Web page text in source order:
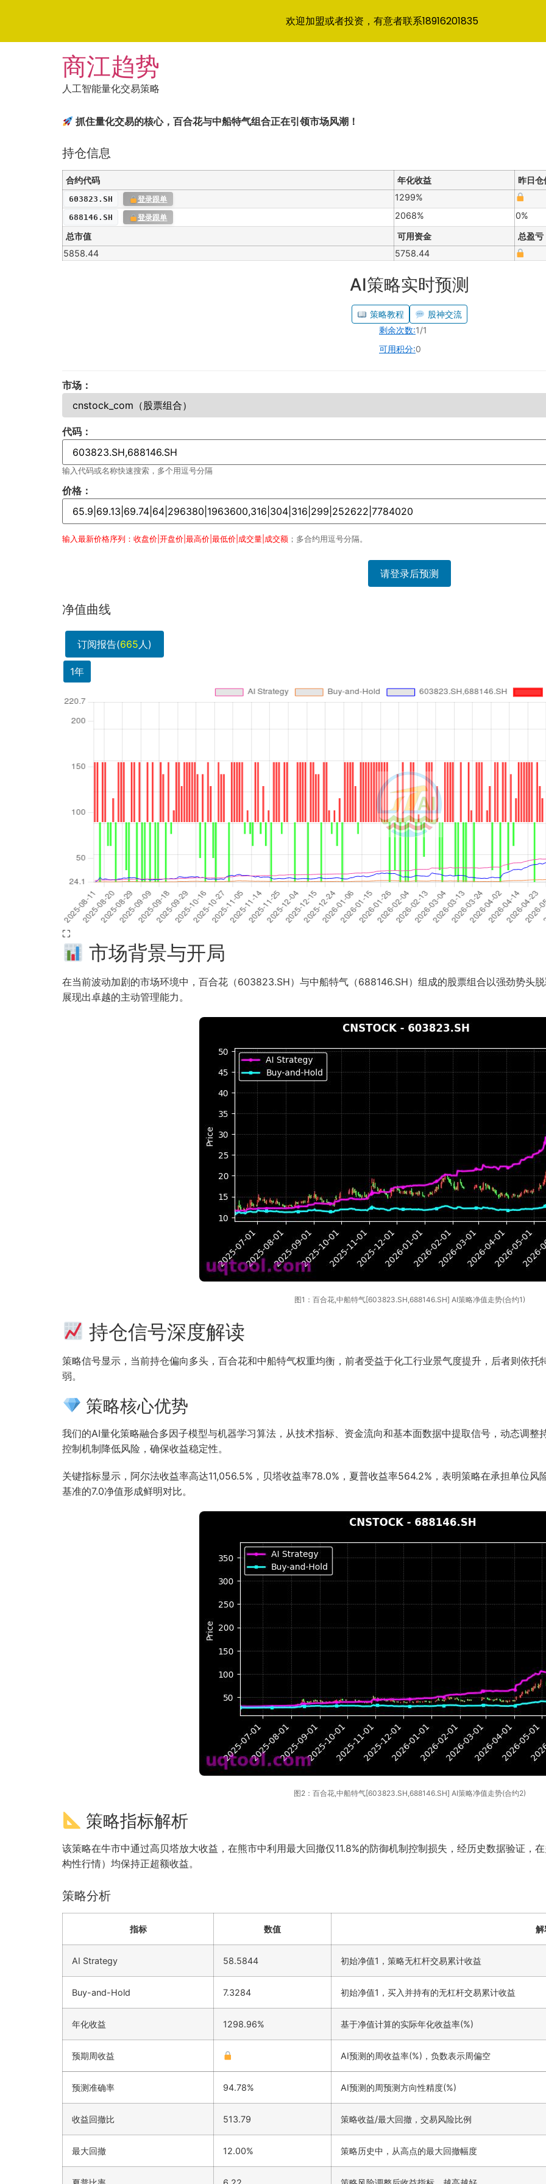
商江趋势
人工智能量化交易策略
抓住量化交易的核心，百合花与中船特气组合正在引领市场风潮！
持仓信息
合约代码 年化收益 昨日仓
603823.SH 登录跟单 1299%
688146.SH 登录跟单 2068%
0%
总市值
可用资金
总盈亏
5858.44
5758.44
AI策略实时预测
策略教程
股神交流
剩余次数:1/1
可用积分:0
市场：
代码：
输入代码或名称快速搜索，多个用逗号分隔
价格：
输入最新价格序列：收盘价|开盘价|最高价|最低价|成交量|成交额 ；多合约用逗号分隔。
请登录后预测
净值曲线
订阅报告(665人)
1年
⛶
市场背景与开局
在当前波动加剧的市场环境中，百合花（603823.SH）与中船特气（688146.SH）组成的股票组合以强劲势头
展现出卓越的主动管理能力。
图1：百合花,中船特气[603823.SH,688146.SH] AI策略净值走势(合约1)
持仓信号深度解读
策略信号显示，当前持仓偏向多头，百合花和中船特气权重均衡，前者受益于化工行业景气度提升，后者则依
弱。
策略核心优势
我们的AI量化策略融合多因子模型与机器学习算法，从技术指标、资金流向和基本面数据中提取信号，动态调
控制机制降低风险，确保收益稳定性。
关键指标显示，阿尔法收益率高达11,056.5%，贝塔收益率78.0%，夏普收益率564.2%，表明策略在承担单位
基准的7.0净值形成鲜明对比。
图2：百合花,中船特气[603823.SH,688146.SH] AI策略净值走势(合约2)
策略指标解析
该策略在牛市中通过高贝塔放大收益，在熊市中利用最大回撤仅11.8%的防御机制控制损失，经历史数据验证
构性行情）均保持正超额收益。
策略分析
指标 数值 解
AI Strategy 58.5844 初始净值1，策略无杠杆交易累计收益
Buy-and-Hold 7.3284 初始净值1，买入并持有的无杠杆交易累计收益
年化收益 1298.96% 基于净值计算的实际年化收益率(%)
预期周收益 AI预测的周收益率(%)，负数表示周偏空
预测准确率 94.78% AI预测的周预测方向性精度(%)
收益回撤比 513.79 策略收益/最大回撤，交易风险比例
最大回撤 12.00% 策略历史中，从高点的最大回撤幅度
欢迎加盟或者投资，有意者联系18916201835